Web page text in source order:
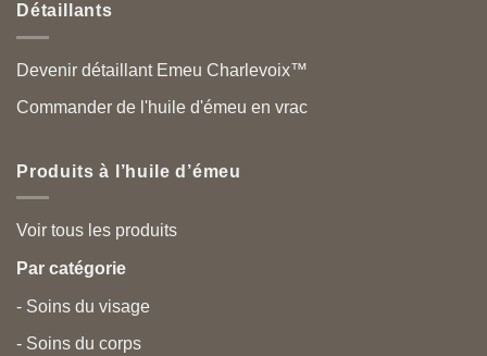
Détaillants
Devenir détaillant Emeu Charlevoix™
Commander de l'huile d'émeu en vrac
Produits à l’huile d’émeu
Voir tous les produits
Par catégorie
- Soins du visage
- Soins du corps